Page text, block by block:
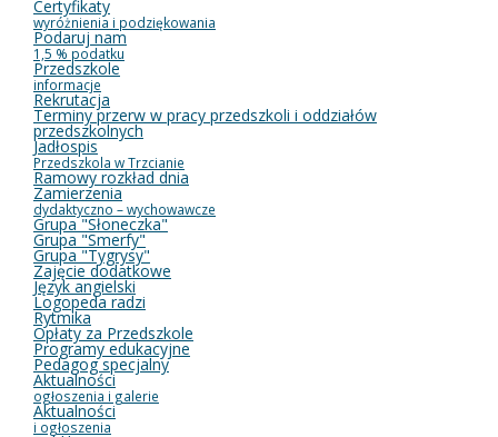
Certyfikaty
wyróżnienia i podziękowania
Podaruj nam
1,5 % podatku
Przedszkole
informacje
Rekrutacja
Terminy przerw w pracy przedszkoli i oddziałów
przedszkolnych
Jadłospis
Przedszkola w Trzcianie
Ramowy rozkład dnia
Zamierzenia
dydaktyczno – wychowawcze
Grupa "Słoneczka"
Grupa "Smerfy"
Grupa "Tygrysy"
Zajęcie dodatkowe
Język angielski
Logopeda radzi
Rytmika
Opłaty za Przedszkole
Programy edukacyjne
Pedagog specjalny
Aktualności
ogłoszenia i galerie
Aktualności
i ogłoszenia